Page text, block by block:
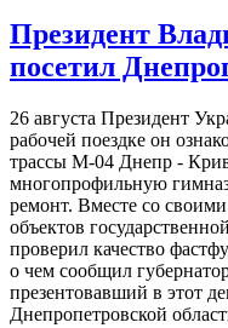
Президент
посетил
26 августа Президент
рабочей поездке он
трассы М-04 Днепр -
многопрофильную
ремонт. Вместе со
объектов
проверил качество
о чем сообщил
презентовавший в этот
Днепропетровской